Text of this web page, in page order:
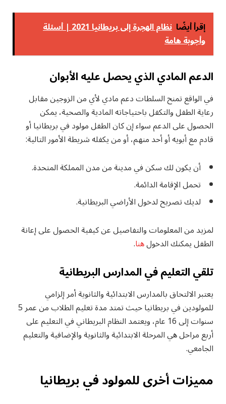
إقرأ أيضًا نظام الهجرة إلى بريطانيا 2021 | أسئلة
وأجوبة هامة
الدعم المادي الذي يحصل عليه الأبوان
في الواقع تمنح السلطات دعم مادي لأي من الزوجين مقابل
رعاية الطفل والتكفل باحتياجاته المادية والصحية، يمكن
الحصول على الدعم سواء إن كان الطفل مولود في بريطانيا أو
قادم مع أبويه أو أحد منهم، أو من يكفله شريطة الأمور التالية:
أن يكون لك سكن في مدينة من مدن المملكة المتحدة.
تحمل الإقامة الدائمة.
لديك تصريح لدخول الأراضي البريطانية.
لمزيد من المعلومات والتفاصيل عن كيفية الحصول على إعانة
الطفل يمكنك الدخولهنا.
تلقي التعليم في المدارس البريطانية
يعتبر الالتحاق بالمدارس الابتدائية والثانوية أمر إلزامي
للمولودين في بريطانيا حيث تمتد مدة تعليم الطلاب من عمر 5
سنوات إلى 16 عام، ويعتمد النظام البريطاني في التعليم على
أربع مراحل هي المرحلة الابتدائية والثانوية والإضافية والتعليم
الجامعي.
مميزات أخرى للمولود في بريطانيا